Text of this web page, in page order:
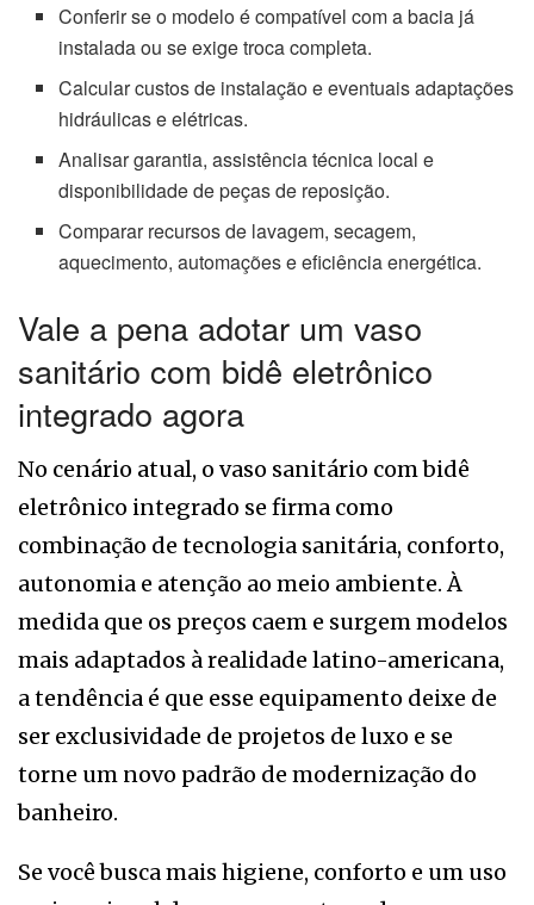
Conferir se o modelo é compatível com a bacia já
instalada ou se exige troca completa.
Calcular custos de instalação e eventuais adaptações
hidráulicas e elétricas.
Analisar garantia, assistência técnica local e
disponibilidade de peças de reposição.
Comparar recursos de lavagem, secagem,
aquecimento, automações e eficiência energética.
Vale a pena adotar um vaso
sanitário com bidê eletrônico
integrado agora
No cenário atual, o vaso sanitário com bidê
eletrônico integrado se firma como
combinação de tecnologia sanitária, conforto,
autonomia e atenção ao meio ambiente. À
medida que os preços caem e surgem modelos
mais adaptados à realidade latino-americana,
a tendência é que esse equipamento deixe de
ser exclusividade de projetos de luxo e se
torne um novo padrão de modernização do
banheiro.
Se você busca mais higiene, conforto e um uso